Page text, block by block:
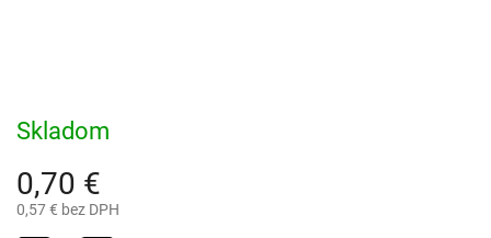
0,70 €
0,57 € bez DPH
Skladom